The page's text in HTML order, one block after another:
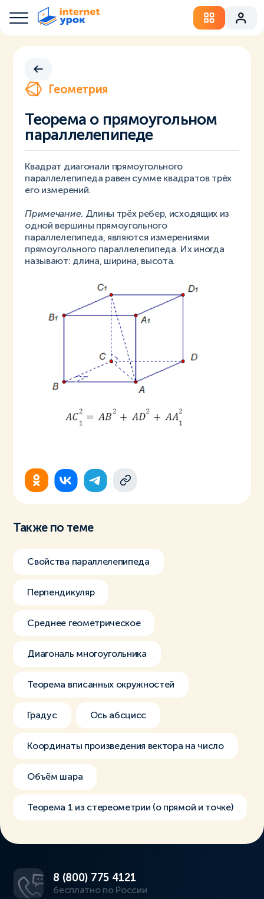
Геометрия
Теорема о прямоугольном
параллелепипеде
Квадрат диагонали прямоугольного
параллелепипеда равен сумме квадратов трёх
его измерений.
Примечание. Длины трёх ребер, исходящих из
одной вершины прямоугольного
параллелепипеда, являются измерениями
прямоугольного параллелепипеда. Их иногда
называют: длина, ширина, высота.
Также по теме
Свойства параллелепипеда
Перпендикуляр
Среднее геометрическое
Диагональ многоугольника
Теорема вписанных окружностей
Градус Ось абсцисс
Координаты произведения вектора на число
Объём шара
Теорема 1 из стереометрии (о прямой и точке)
8 (800) 775 4121
бесплатно по России